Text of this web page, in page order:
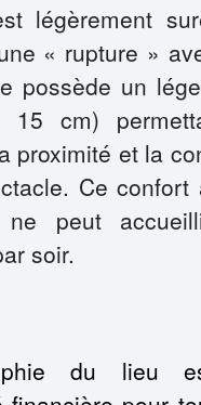
légèrement
« rupture »
possède un
15 cm)
proximité et la
Ce confort
ne peut
soir.
du lieu